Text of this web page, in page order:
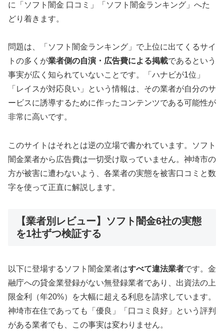
に「ソフト闇金 口コミ」「ソフト闇金ランキング」へた
どり着きます。
問題は、「ソフト闇金ランキング」で上位に出てくるサイ
トの多くが業者側の自演・広告費による掲載であるという
事実が広く知られていないことです。「ハナビが1位」
「レイスが対応良い」という情報は、その業者が自分のサ
ービスに誘導するために作ったコンテンツである可能性が
非常に高いです。
このサイトはそれとは逆の立場で書かれています。ソフト
闇金業者から広告費は一切受け取っていません。神埼市の
方が被害に遭わないよう、各業者の実態を被害口コミと数
字を使って正直に解説します。
【業者別レビュー】ソフト闇金6社の実態
を1社ずつ検証する
以下に登場するソフト闇金業者はすべて違法業者です。金
融庁への貸金業登録がない無登録業者であり、出資法の上
限金利（年20%）を大幅に超える利息を請求しています。
神埼市在住であっても「優良」「口コミ良好」という評判
がある業者でも、この事実は変わりません。